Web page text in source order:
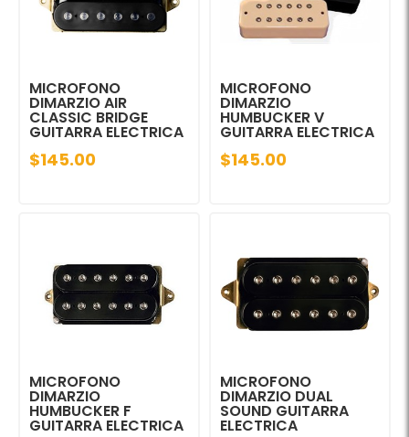
MICROFONO
DIMARZIO AIR
CLASSIC BRIDGE
GUITARRA ELECTRICA
$145.00
MICROFONO
DIMARZIO
HUMBUCKER V
GUITARRA ELECTRICA
$145.00
MICROFONO
DIMARZIO
HUMBUCKER F
GUITARRA ELECTRICA
MICROFONO
DIMARZIO DUAL
SOUND GUITARRA
ELECTRICA